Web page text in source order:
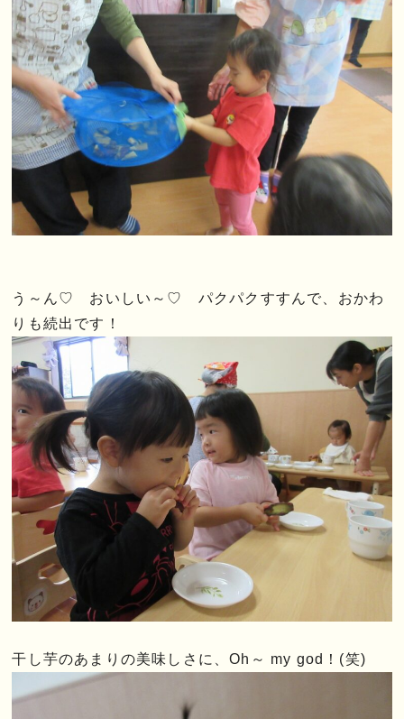
う～ん♡ おいしい～♡ パクパクすすんで、おかわ
りも続出です！
干し芋のあまりの美味しさに、Oh～ my god！(笑)